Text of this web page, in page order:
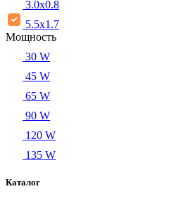
3.0x0.8
5.5х1.7
Мощность
30 W
45 W
65 W
90 W
120 W
135 W
Каталог